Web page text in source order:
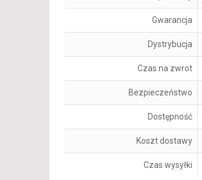
Gwarancja
Dystrybucja
Czas na zwrot
Bezpieczeństwo
Dostępność
Koszt dostawy
Czas wysyłki